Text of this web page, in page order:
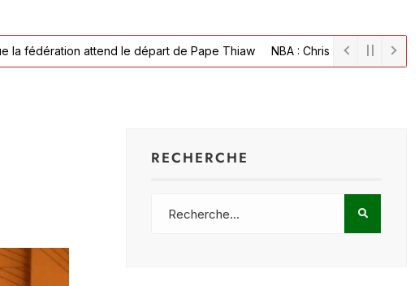
attend le départ de Pape Thiaw NBA : Chris Bosh sur son embolie
RECHERCHE